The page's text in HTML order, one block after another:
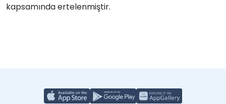
kapsamında ertelenmiştir.